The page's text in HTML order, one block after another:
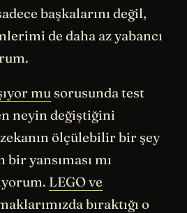
başkalarını değil,
de daha az yabancı
mu sorusunda test
neyin değiştiğini
ölçülebilir bir şey
yansıması mı
LEGO ve
bıraktığı o